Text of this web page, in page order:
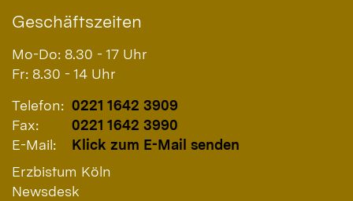
Geschäftszeiten
Mo-Do: 8.30 - 17 Uhr
Fr: 8.30 - 14 Uhr
Telefon: 0221 1642 3909
Fax:
0221 1642 3990
E-Mail:
Klick zum E-Mail senden
Erzbistum Köln
Newsdesk